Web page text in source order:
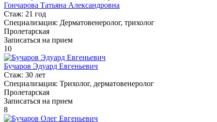
Гончарова Татьяна Александровна
Стаж: 21 год
Специализация: Дерматовенеролог, трихолог
Пролетарская
Записаться на прием
10
Бучаров Эдуард Евгеньевич
Стаж: 30 лет
Специализация: Трихолог, дерматовенеролог
Пролетарская
Записаться на прием
8